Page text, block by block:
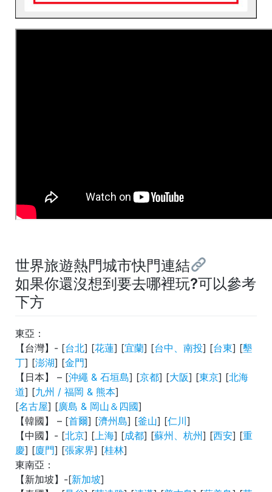
世界旅遊熱門城市快門連結
如果你還沒想到要去哪裡玩?可以參考
下方
東亞：
【台灣】- [台北] [花蓮] [宜蘭] [台中、南投] [台東] [墾
丁] [澎湖] [金門]
【日本】 – [沖繩 & 石垣島] [京都] [大阪] [東京] [北海
道] [九州 / 福岡 & 熊本]
[名古屋] [廣島 & 岡山＆四國]
【韓國】 – [首爾] [濟州島] [釜山] [仁川]
【中國】- [北京] [ 上海] [成都] [蘇州、杭州] [西安] [重
慶] [廈門] [張家界] [桂林]
東南亞：
【新加坡】-[新加坡]